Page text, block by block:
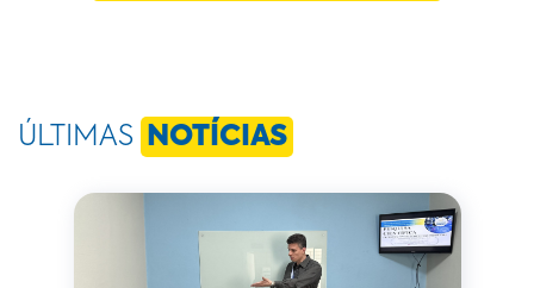
ÚLTIMAS NOTÍCIAS